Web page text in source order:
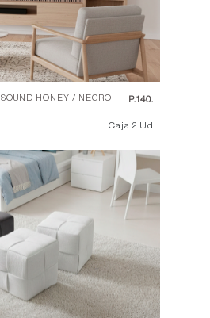
HONEY / NEGRO
P.140.
Caja 2 Ud.